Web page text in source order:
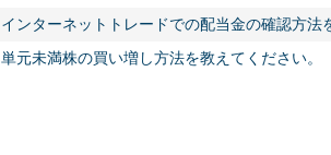
インターネットトレードでの配当金の確認方法
単元未満株の買い増し方法を教えてください。